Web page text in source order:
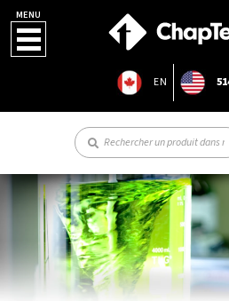
MENU
EN